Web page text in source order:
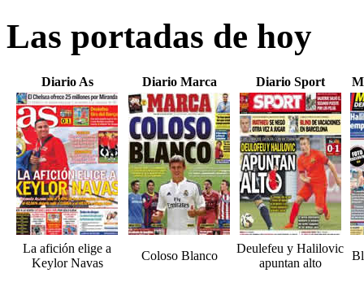
Las portadas de hoy
Diario As Diario Marca Diario Sport
La afición elige a
Keylor Navas
Coloso Blanco
Deulefeu y Halilovic
apuntan alto